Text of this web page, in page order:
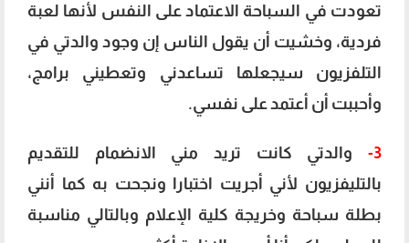
تعودت في السباحة الاعتماد على النفس لأنها لعبة
فردية، وخشيت أن يقول الناس إن وجود والدتي في
التلفزيون سيجعلها تساعدني وتعطيني برامج،
وأحببت أن أعتمد على نفسي.
3-
والدتي كانت تريد مني الانضمام للتقديم
بالتليفزيون لأني أجريت اختبارا ونجحت به كما أنني
بطلة سباحة وخريجة كلية الإعلام وبالتالي مناسبة